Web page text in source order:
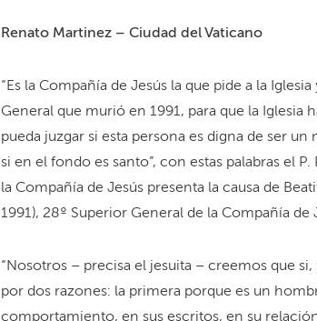
Renato Martinez – Ciudad del Vaticano
“Es la Compañía de Jesús la que pide a la
General que murió en 1991, para que la Iglesia
pueda juzgar si esta persona es digna de ser
si en el fondo es santo”, con estas palabras el
la Compañía de Jesús presenta la causa de
1991), 28º Superior General de la Compañía de
“Nosotros – precisa el jesuita – creemos que
por dos razones: la primera porque es un
comportamiento, en sus escritos, en su